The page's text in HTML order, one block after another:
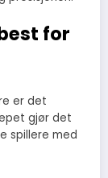
for
er det
gjør det
spillere med